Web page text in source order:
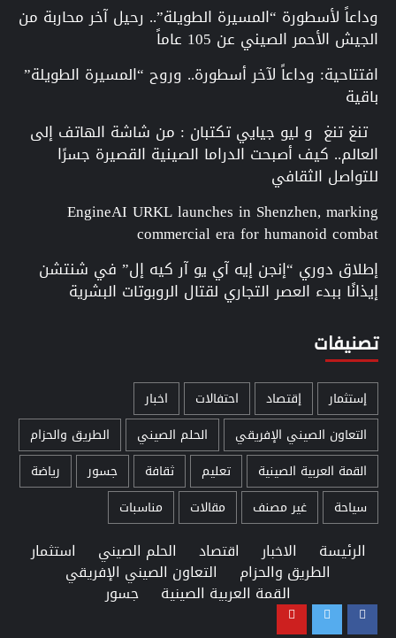
وداعاً لأسطورة “المسيرة الطويلة”.. رحيل آخر محاربة من
الجيش الأحمر الصيني عن 105 عاماً
افتتاحية: وداعاً لآخر أسطورة.. وروح “المسيرة الطويلة”
باقية
تنغ تنغ و ليو جيايي تكتبان : من شاشة الهاتف إلى
العالم.. كيف أصبحت الدراما الصينية القصيرة جسرًا
للتواصل الثقافي
EngineAI URKL launches in Shenzhen, marking
commercial era for humanoid combat
إطلاق دوري “إنجن إيه آي يو آر كيه إل” في شنتشن
إيذانًا ببدء العصر التجاري لقتال الروبوتات البشرية
تصنيفات
إستثمار إقتصاد احتفالات
اخبار
التعاون الصيني الإفريقي
الحلم الصيني
الطريق والحزام
القمة العربية الصينية
تعليم ثقافة جسور
رياضة
سياحة
غير مصنف مقالات مناسبات
الرئيسة الاخبار اقتصاد الحلم الصيني استثمار
الطريق والحزام التعاون الصيني الإفريقي
القمة العربية الصينية جسور
Facebook
Twitter
Youtube